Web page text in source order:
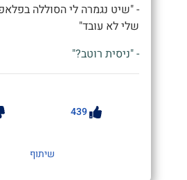
- "שיט נגמרה לי הסוללה
שלי לא עובד"
- "ניסית רוטב?"
439
שיתוף